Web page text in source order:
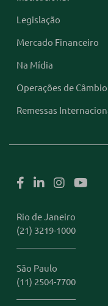
Legislação
Mercado Financeiro
Na Mídia
Operações de Câmbio
Remessas
Rio de Janeiro
(21) 3219-1000
São Paulo
(11) 2504-7700